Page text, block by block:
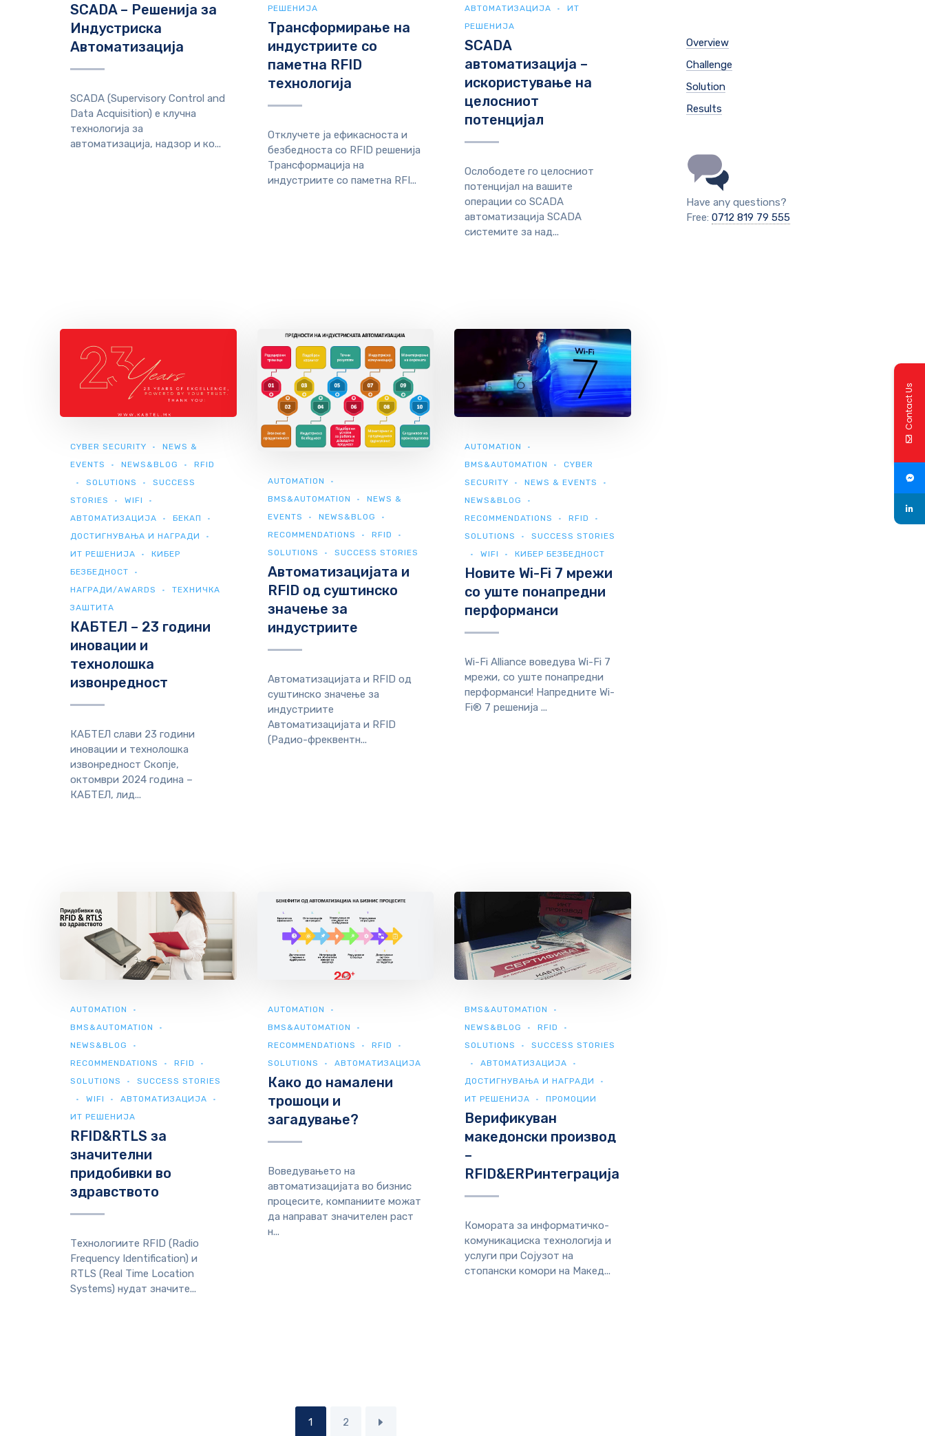
SCADA – Решенија за
Индустриска
Автоматизација
SCADA (Supervisory Control and
Data Acquisition) е клучна
технологија за
автоматизација, надзор и ко...
РЕШЕНИЈА
Трансформирање на
индустриите со
паметна RFID
технологија
Отклучете ја ефикасноста и
безбедноста со RFID решенија
Трансформација на
индустриите со паметна RFI...
АВТОМАТИЗАЦИЈА
ИТ
РЕШЕНИЈА
SCADA
автоматизација –
искористување на
целосниот
потенцијал
Ослободете го целосниот
потенцијал на вашите
операции со SCADA
автоматизација SCADA
системите за над...
CYBER SECURITY
NEWS &
EVENTS
NEWS&BLOG
RFID
SOLUTIONS
SUCCESS
STORIES
WIFI
АВТОМАТИЗАЦИЈА
БЕКАП
ДОСТИГНУВАЊА И НАГРАДИ
ИТ РЕШЕНИЈА
КИБЕР
БЕЗБЕДНОСТ
НАГРАДИ/AWARDS
ТЕХНИЧКА
ЗАШТИТА
КАБТЕЛ – 23 години
иновации и
технолошка
извонредност
КАБТЕЛ слави 23 години
иновации и технолошка
извонредност Скопје,
октомври 2024 година –
КАБТЕЛ, лид...
AUTOMATION
BMS&AUTOMATION
NEWS &
EVENTS
NEWS&BLOG
RECOMMENDATIONS
RFID
SOLUTIONS
SUCCESS STORIES
Автоматизацијата и
RFID од суштинско
значење за
индустриите
Автоматизацијата и RFID од
суштинско значење за
индустриите
Автоматизацијата и RFID
(Радио-фреквентн...
AUTOMATION
BMS&AUTOMATION
CYBER
SECURITY
NEWS & EVENTS
NEWS&BLOG
RECOMMENDATIONS
RFID
SOLUTIONS
SUCCESS STORIES
WIFI
КИБЕР БЕЗБЕДНОСТ
Новите Wi-Fi 7 мрежи
со уште понапредни
перформанси
Wi-Fi Alliance воведува Wi-Fi 7
мрежи, со уште понапредни
перформанси! Напредните Wi-
Fi® 7 решенија ...
AUTOMATION
BMS&AUTOMATION
NEWS&BLOG
RECOMMENDATIONS
RFID
SOLUTIONS
SUCCESS STORIES
WIFI
АВТОМАТИЗАЦИЈА
ИТ РЕШЕНИЈА
RFID&RTLS за
значителни
придобивки во
здравството
Технологиите RFID (Radio
Frequency Identification) и
RTLS (Real Time Location
Systems) нудат значите...
AUTOMATION
BMS&AUTOMATION
RECOMMENDATIONS
RFID
SOLUTIONS
АВТОМАТИЗАЦИЈА
Како до намалени
трошоци и
загадување?
Воведувањето на
автоматизацијата во бизнис
процесите, компаниите можат
да направат значителен раст
н...
BMS&AUTOMATION
NEWS&BLOG
RFID
SOLUTIONS
SUCCESS STORIES
АВТОМАТИЗАЦИЈА
ДОСТИГНУВАЊА И НАГРАДИ
ИТ РЕШЕНИЈА
ПРОМОЦИИ
Верификуван
македонски производ
–
RFID&ERPинтеграција
Комората за информатичко-
комуникациска технологија и
услуги при Сојузот на
стопански комори на Макед...
1 2
Overview
Challenge
Solution
Results
Have any questions?
Free: 0712 819 79 555
Contact Us